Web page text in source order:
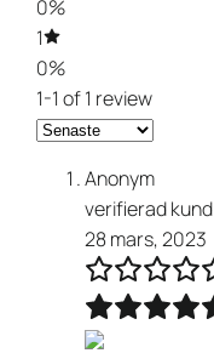
0%
1
0%
1-1 of 1 review
Anonym
verifierad kund
28 mars, 2023